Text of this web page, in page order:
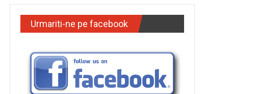
Urmariti-ne pe facebook